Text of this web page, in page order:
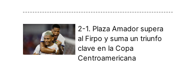
2-1. Plaza Amador supera
al Firpo y suma un triunfo
clave en la Copa
Centroamericana